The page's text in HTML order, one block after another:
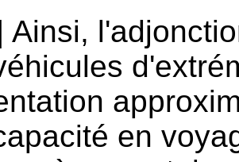
Ainsi,
en